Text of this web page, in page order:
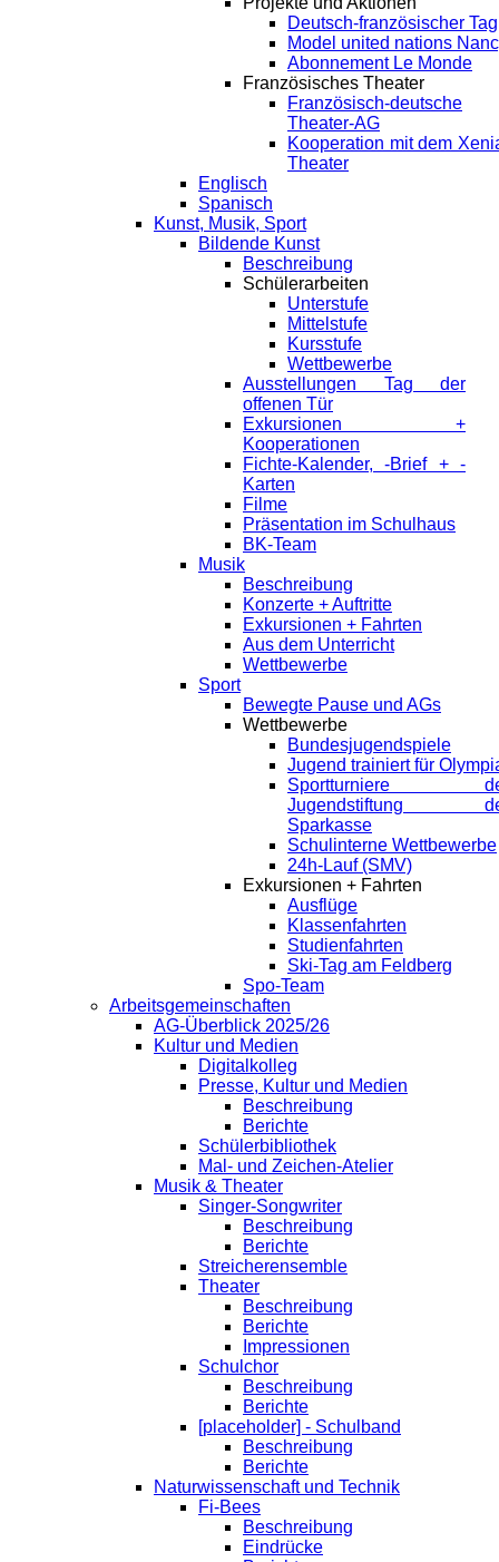
Deutsch-französischer Tag
Model united nations
Abonnement Le Monde
Französisches Theater
Französisch-deutsche
Theater-AG
Kooperation mit dem
Theater
Englisch
Spanisch
Kunst, Musik, Sport
Bildende Kunst
Beschreibung
Schülerarbeiten
Unterstufe
Mittelstufe
Kursstufe
Wettbewerbe
Ausstellungen Tag der
offenen Tür
Exkursionen +
Kooperationen
Fichte-Kalender, -Brief + -
Karten
Filme
Präsentation im Schulhaus
BK-Team
Musik
Beschreibung
Konzerte + Auftritte
Exkursionen + Fahrten
Aus dem Unterricht
Wettbewerbe
Sport
Bewegte Pause und AGs
Wettbewerbe
Bundesjugendspiele
Jugend trainiert für
Sportturniere
Jugendstiftung
Sparkasse
Schulinterne Wettbewerbe
24h-Lauf (SMV)
Exkursionen + Fahrten
Ausflüge
Klassenfahrten
Studienfahrten
Ski-Tag am Feldberg
Spo-Team
Arbeitsgemeinschaften
AG-Überblick 2025/26
Kultur und Medien
Digitalkolleg
Presse, Kultur und Medien
Beschreibung
Berichte
Schülerbibliothek
Mal- und Zeichen-Atelier
Musik & Theater
Singer-Songwriter
Beschreibung
Berichte
Streicherensemble
Theater
Beschreibung
Berichte
Impressionen
Schulchor
Beschreibung
Berichte
[placeholder] - Schulband
Beschreibung
Berichte
Naturwissenschaft und Technik
Fi-Bees
Beschreibung
Eindrücke